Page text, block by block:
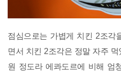
점심으로는 가볍게 치킨 2조각
면서 치킨 2조각은 정말 자주
원 정도라 에콰도르에 비해 엄